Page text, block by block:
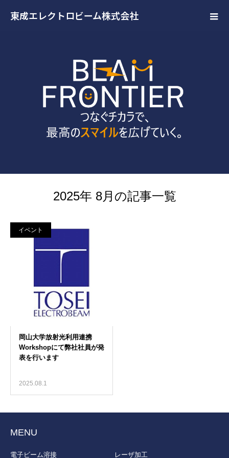
東成エレクトロビーム株式会社
2025年 8月の記事一覧
イベント
2025.08.1
MENU
電子ビーム溶接 レーザ加工